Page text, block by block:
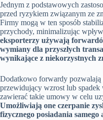
Jednym z podstawowych
przed ryzykiem związanym ze
Firmy mogą w ten sposób
przychody, minimalizując
eksporterzy używają
wymiany dla przyszłych
wynikające z niekorzystnych
Dodatkowo forwardy pozwalają
przewidujący wzrost lub spadek
zawierać takie umowy w celu
Umożliwiają one czerpanie
fizycznego posiadania samego